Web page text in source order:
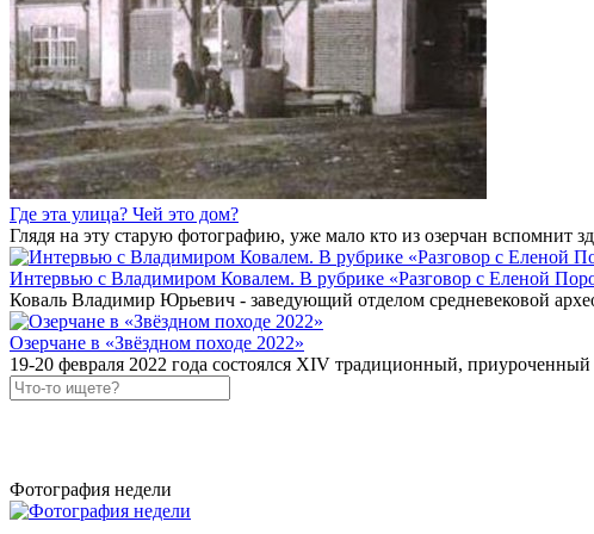
Где эта улица? Чей это дом?
Глядя на эту старую фотографию, уже мало кто из озерчан вспомнит
Интервью с Владимиром Ковалем. В рубрике «Разговор с Еленой
Коваль Владимир Юрьевич - заведующий отделом средневековой
Озерчане в «Звёздном походе 2022»
19-20 февраля 2022 года состоялся XIV традиционный,
Фотография недели